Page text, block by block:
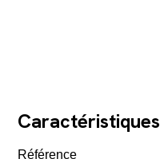
Caractéristiques
Référence